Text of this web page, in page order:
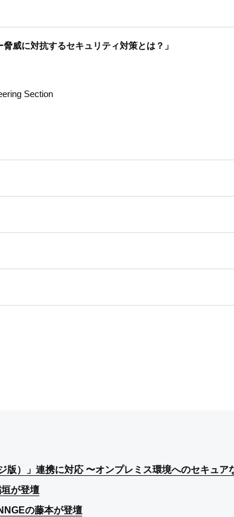
威に対抗するセキュリティ対策とは？」
Section
）」連携に対応 〜オンプレミス環境へのセキュア
）」連携に対応 〜オンプレミス環境へのセキュア
）」連携に対応 〜オンプレミス環境へのセキュア
が登壇
が登壇
が登壇
の藤本が登壇
の藤本が登壇
の藤本が登壇